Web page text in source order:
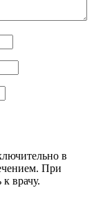
в
При
врачу.